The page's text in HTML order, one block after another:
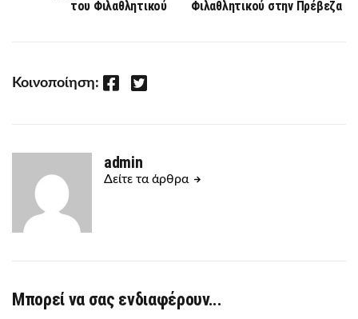
του Φιλαθλητικού
Φιλαθλητικού στην Πρέβεζα
Κοινοποίηση: Facebook Twitter
admin
Δείτε τα άρθρα
Μπορεί να σας ενδιαφέρουν...